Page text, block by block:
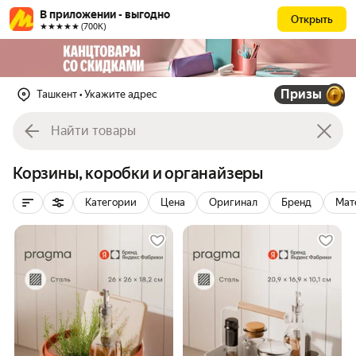
В приложении - выгодно
★★★★★ (700К)
Открыть
Ташкент • Укажите адрес Призы
Корзины, коробки и органайзеры
Категории Цена Оригинал Бренд